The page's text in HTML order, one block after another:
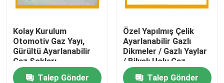
Fabrika turu
Kalite kontrol
Bize Ulaşın
Kolay Kurulum
Otomotiv Gaz Yayı,
Gürültü Ayarlanabilir
Gaz Şokları
Talep Gönder
Özel Yapılmış Çelik
Ayarlanabilir Gazlı
Dikmeler / Gazlı Yaylar
/ Bilyalı Uçlu Gaz
Kaldırma
Talep Gönder